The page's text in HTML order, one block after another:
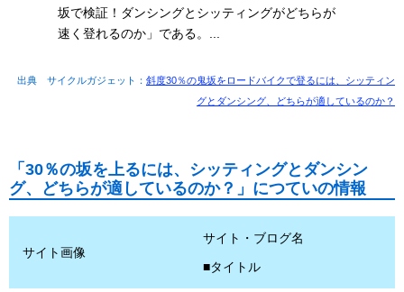
坂で検証！ダンシングとシッティングがどちらが
速く登れるのか」である。...
出典 サイクルガジェット： 斜度30％の鬼坂をロードバイクで登るには、シッティン
グとダンシング、どちらが適しているのか？
「30％の坂を上るには、シッティングとダンシン
グ、どちらが適しているのか？」につていの情報
サイト画像
サイト・ブログ名
■タイトル